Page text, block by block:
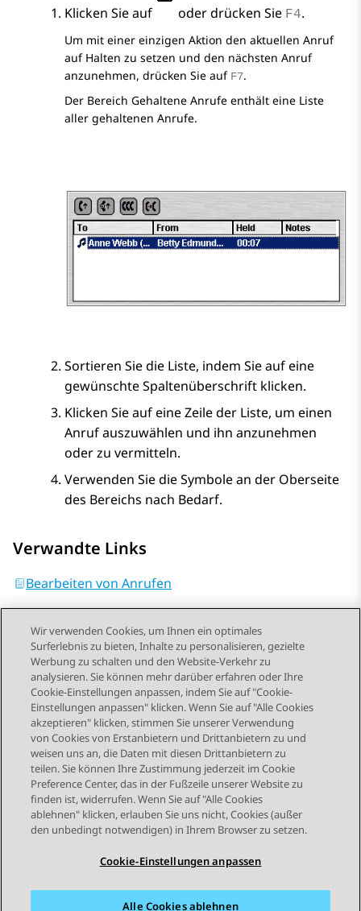
Klicken Sie auf oder drücken Sie F4.
Um mit einer einzigen Aktion den aktuellen Anruf
auf Halten zu setzen und den nächsten Anruf
anzunehmen, drücken Sie auf F7.
Der Bereich Gehaltene Anrufe enthält eine Liste
aller gehaltenen Anrufe.
Sortieren Sie die Liste, indem Sie auf eine
gewünschte Spaltenüberschrift klicken.
Klicken Sie auf eine Zeile der Liste, um einen
Anruf auszuwählen und ihn anzunehmen
oder zu vermitteln.
Verwenden Sie die Symbole an der Oberseite
des Bereichs nach Bedarf.
Verwandte Links
Bearbeiten von Anrufen
Send Feedback
Themennavigation
Vorheriges Thema Nächstes Thema
STAY CONNECTED
Wir verwenden Cookies, um Ihnen ein optimales
Surferlebnis zu bieten, Inhalte zu personalisieren, gezielte
Werbung zu schalten und den Website-Verkehr zu
analysieren. Sie können mehr darüber erfahren oder Ihre
Cookie-Einstellungen anpassen, indem Sie auf "Cookie-
Einstellungen anpassen" klicken. Wenn Sie auf "Alle Cookies
akzeptieren" klicken, stimmen Sie unserer Verwendung
von Cookies von Erstanbietern und Drittanbietern zu und
weisen uns an, die Daten mit diesen Drittanbietern zu
teilen. Sie können Ihre Zustimmung jederzeit im Cookie
Preference Center, das in der Fußzeile unserer Website zu
finden ist, widerrufen. Wenn Sie auf "Alle Cookies
ablehnen" klicken, erlauben Sie uns nicht, Cookies (außer
den unbedingt notwendigen) in Ihrem Browser zu setzen.
Cookie-Einstellungen anpassen
Alle Cookies ablehnen